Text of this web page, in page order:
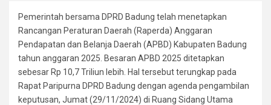
Pemerintah bersama DPRD Badung telah menetapkan
Rancangan Peraturan Daerah (Raperda) Anggaran
Pendapatan dan Belanja Daerah (APBD) Kabupaten Badung
tahun anggaran 2025. Besaran APBD 2025 ditetapkan
sebesar Rp 10,7 Triliun lebih. Hal tersebut terungkap pada
Rapat Paripurna DPRD Badung dengan agenda pengambilan
keputusan, Jumat (29/11/2024) di Ruang Sidang Utama